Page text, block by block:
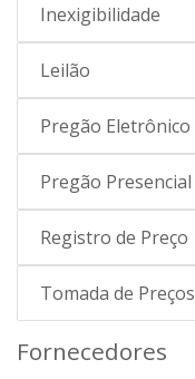
Inexigibilidade
Leilão
Pregão Eletrônico
Pregão Presencial
Registro de Preço
Tomada de Preços
Fornecedores